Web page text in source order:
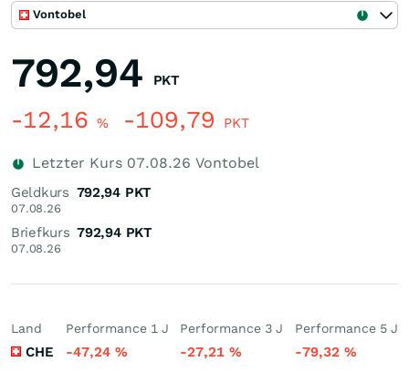
Vontobel
792,94 PKT
-12,16 % -109,79 PKT
Letzter Kurs 07.08.26 Vontobel
Geldkurs
07.08.26
792,94 PKT
Briefkurs
07.08.26
792,94 PKT
Land
CHE
Performance 1 J
-47,24 %
Performance 3 J
-27,21%
Performance 5 J
-79,32 %